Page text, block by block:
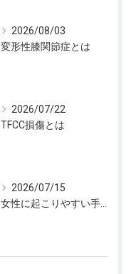
2026/08/03
変形性膝関節症とは
2026/07/22
TFCC損傷とは
2026/07/15